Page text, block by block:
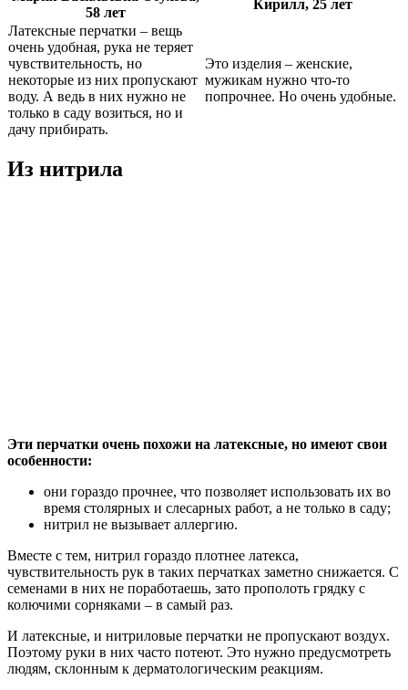
58 лет
Кирилл, 25 лет
Латексные перчатки – вещь
очень удобная, рука не теряет
чувствительность, но
некоторые из них пропускают
воду. А ведь в них нужно не
только в саду возиться, но и
дачу прибирать.
Это изделия – женские,
мужикам нужно что-то
попрочнее. Но очень удобные.
Из нитрила
Эти перчатки очень похожи на латексные, но имеют свои
особенности:
они гораздо прочнее, что позволяет использовать их во
время столярных и слесарных работ, а не только в саду;
нитрил не вызывает аллергию.
Вместе с тем, нитрил гораздо плотнее латекса,
чувствительность рук в таких перчатках заметно снижается. С
семенами в них не поработаешь, зато прополоть грядку с
колючими сорняками – в самый раз.
И латексные, и нитриловые перчатки не пропускают воздух.
Поэтому руки в них часто потеют. Это нужно предусмотреть
людям, склонным к дерматологическим реакциям.